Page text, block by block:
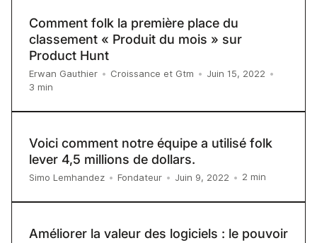
Comment folk la première place du
classement « Produit du mois » sur
Product Hunt
Erwan Gauthier • Croissance et Gtm • Juin 15, 2022 •
3 min
Voici comment notre équipe a utilisé folk
lever 4,5 millions de dollars.
Simo Lemhandez • Fondateur • Juin 9, 2022 • 2 min
Améliorer la valeur des logiciels : le pouvoir